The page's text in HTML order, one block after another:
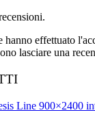
hanno effettuato
lasciare una